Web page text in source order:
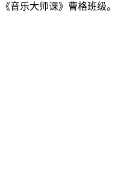
音乐大师课》曹格班级。